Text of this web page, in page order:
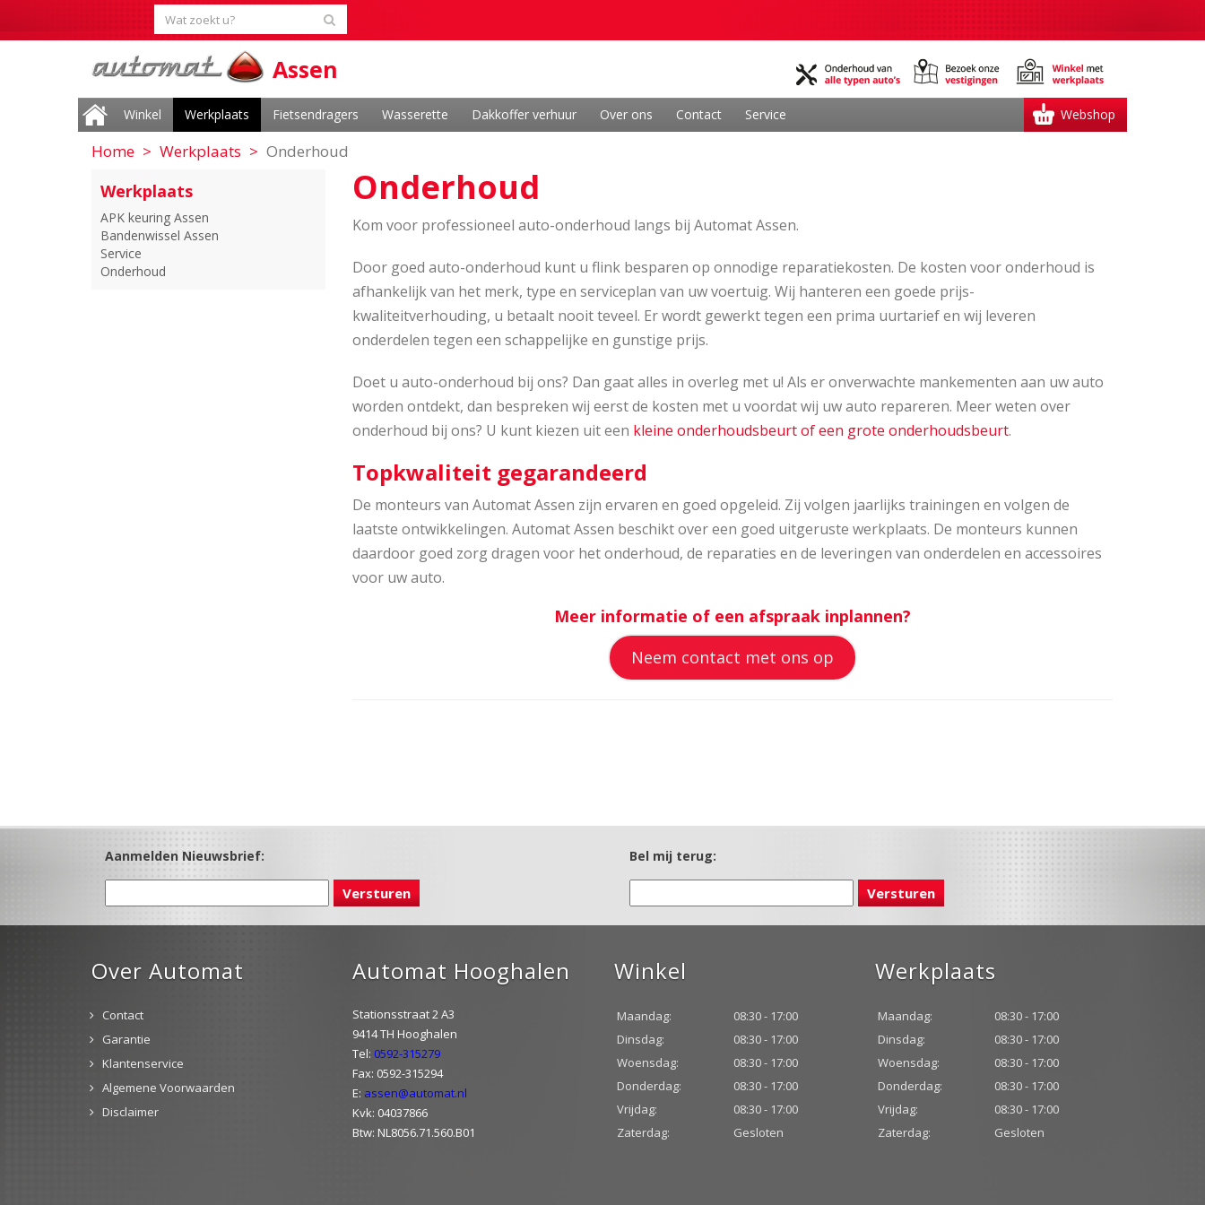
Assen
Winkel Werkplaats Fietsendragers Wasserette Dakkoffer verhuur Over ons Contact Webshop
Service
Home Werkplaats Onderhoud
Werkplaats
APK keuring Assen
Bandenwissel Assen
Service
Onderhoud
Onderhoud
Kom voor professioneel auto-onderhoud langs bij Automat Assen.
Door goed auto-onderhoud kunt u flink besparen op onnodige reparatiekosten. De kosten voor onderhoud is
afhankelijk van het merk, type en serviceplan van uw voertuig. Wij hanteren een goede prijs-
kwaliteitverhouding, u betaalt nooit teveel. Er wordt gewerkt tegen een prima uurtarief en wij leveren
onderdelen tegen een schappelijke en gunstige prijs.
Doet u auto-onderhoud bij ons? Dan gaat alles in overleg met u! Als er onverwachte mankementen aan uw auto
worden ontdekt, dan bespreken wij eerst de kosten met u voordat wij uw auto repareren. Meer weten over
onderhoud bij ons? U kunt kiezen uit een kleine onderhoudsbeurt of een grote onderhoudsbeurt.
Topkwaliteit gegarandeerd
De monteurs van Automat Assen zijn ervaren en goed opgeleid. Zij volgen jaarlijks trainingen en volgen de
laatste ontwikkelingen. Automat Assen beschikt over een goed uitgeruste werkplaats. De monteurs kunnen
daardoor goed zorg dragen voor het onderhoud, de reparaties en de leveringen van onderdelen en accessoires
voor uw auto.
Meer informatie of een afspraak inplannen?
Neem contact met ons op
Aanmelden Nieuwsbrief: Bel mij terug:
Over Automat
Contact
Garantie
Klantenservice
Algemene Voorwaarden
Disclaimer
Automat Hooghalen
Stationsstraat 2 A3
9414 TH Hooghalen
Tel: 0592-315279
Fax: 0592-315294
E: assen@automat.nl
Kvk: 04037866
Btw: NL8056.71.560.B01
Winkel
Maandag:
08:30 - 17:00
Dinsdag:
08:30 - 17:00
Woensdag:
08:30 - 17:00
Donderdag:
08:30 - 17:00
Vrijdag:
08:30 - 17:00
Zaterdag:
Gesloten
Werkplaats
Maandag:
08:30 - 17:00
Dinsdag:
08:30 - 17:00
Woensdag:
08:30 - 17:00
Donderdag:
08:30 - 17:00
Vrijdag:
08:30 - 17:00
Zaterdag:
Gesloten